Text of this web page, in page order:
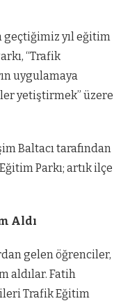
geçtiğimiz yıl eğitim
“Trafik
uygulamaya
yetiştirmek” üzere
Baltacı tarafından
Parkı; artık ilçe
Aldı
gelen öğrenciler,
aldılar. Fatih
Trafik Eğitim